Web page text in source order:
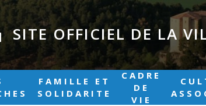
SITE OFFICIEL DE LA
FAMILLE ET
SOLIDARITE
CADRE
DE
VIE